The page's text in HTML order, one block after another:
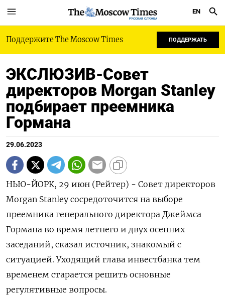
РУССКАЯ СЛУЖБА
EN
Поддержите The Moscow Times ПОДДЕРЖАТЬ
ЭКСЛЮЗИВ-Совет
директоров Morgan Stanley
подбирает преемника
Гормана
29.06.2023
НЬЮ-ЙОРК, 29 июн (Рейтер) - Совет директоров
Morgan Stanley сосредоточится на выборе
преемника генерального директора Джеймса
Гормана во время летнего и двух осенних
заседаний, сказал источник, знакомый с
ситуацией. Уходящий глава инвестбанка тем
временем старается решить основные
регулятивные вопросы.